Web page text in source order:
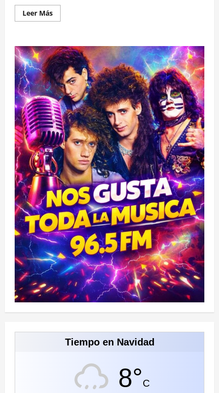
Leer MásLeer
más
reconoce
«falencia
institucional»
con
cautelosa
comparación
entre
megaincendio
y
tsunami
del
27F
Tiempo en Navidad
8°C